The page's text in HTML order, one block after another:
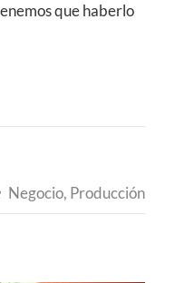
que haberlo
Negocio, Producción